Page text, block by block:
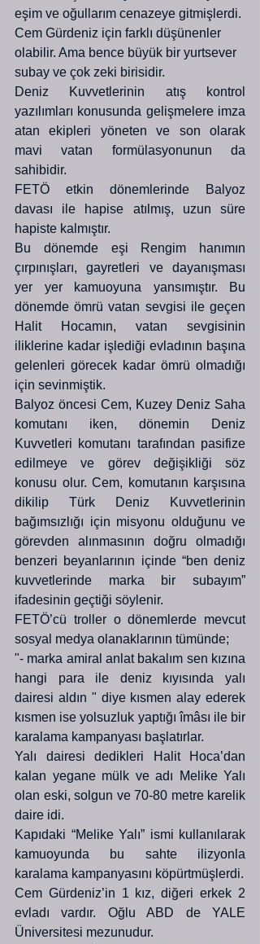
eşim ve oğullarım cenazeye gitmişlerdi.
Cem Gürdeniz için farklı düşünenler
olabilir. Ama bence büyük bir yurtsever
subay ve çok zeki birisidir.
Deniz Kuvvetlerinin atış kontrol
yazılımları konusunda gelişmelere imza
atan ekipleri yöneten ve son olarak
mavi vatan formülasyonunun da
sahibidir.
FETÖ etkin dönemlerinde Balyoz
davası ile hapise atılmış, uzun süre
hapiste kalmıştır.
Bu dönemde eşi Rengim hanımın
çırpınışları, gayretleri ve dayanışması
yer yer kamuoyuna yansımıştır. Bu
dönemde ömrü vatan sevgisi ile geçen
Halit Hocamın, vatan sevgisinin
iliklerine kadar işlediği evladının başına
gelenleri görecek kadar ömrü olmadığı
için sevinmiştik.
Balyoz öncesi Cem, Kuzey Deniz Saha
komutanı iken, dönemin Deniz
Kuvvetleri komutanı tarafından pasifize
edilmeye ve görev değişikliği söz
konusu olur. Cem, komutanın karşısına
dikilip Türk Deniz Kuvvetlerinin
bağımsızlığı için misyonu olduğunu ve
görevden alınmasının doğru olmadığı
benzeri beyanlarının içinde “ben deniz
kuvvetlerinde marka bir subayım”
ifadesinin geçtiği söylenir.
FETÖ’cü troller o dönemlerde mevcut
sosyal medya olanaklarının tümünde;
"- marka amiral anlat bakalım sen kızına
hangi para ile deniz kıyısında yalı
dairesi aldın " diye kısmen alay ederek
kısmen ise yolsuzluk yaptığı îmâsı ile bir
karalama kampanyası başlatırlar.
Yalı dairesi dedikleri Halit Hoca’dan
kalan yegane mülk ve adı Melike Yalı
olan eski, solgun ve 70-80 metre karelik
daire idi.
Kapıdaki “Melike Yalı” ismi kullanılarak
kamuoyunda bu sahte ilizyonla
Cem Gürdeniz’in 1 kız, diğeri erkek 2
evladı vardır. Oğlu ABD de YALE
Üniversitesi mezunudur.